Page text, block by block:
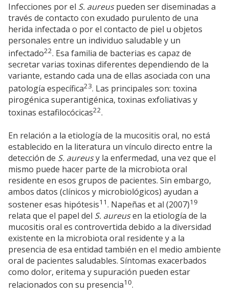
Infecciones por el S. aureuspueden ser diseminadas a
través de contacto con exudado purulento de una
herida infectada o por el contacto de piel u objetos
personales entre un individuo saludable y un
infectado22. Esa familia de bacterias es capaz de
secretar varias toxinas diferentes dependiendo de la
variante, estando cada una de ellas asociada con una
patología específica23. Las principales son: toxina
pirogénica superantigénica, toxinas exfoliativas y
toxinas estafilocócicas22.
En relación a la etiología de la mucositis oral, no está
establecido en la literatura un vínculo directo entre la
detección de S. aureusy la enfermedad, una vez que el
mismo puede hacer parte de la microbiota oral
residente en esos grupos de pacientes. Sin embargo,
ambos datos (clínicos y microbiológicos) ayudan a
sostener esas hipótesis11. Napeñas et al (2007)19
relata que el papel del S. aureusen la etiología de la
mucositis oral es controvertida debido a la diversidad
existente en la microbiota oral residente y a la
presencia de esa entidad también en el medio ambiente
oral de pacientes saludables. Síntomas exacerbados
como dolor, eritema y supuración pueden estar
relacionados con su presencia10.